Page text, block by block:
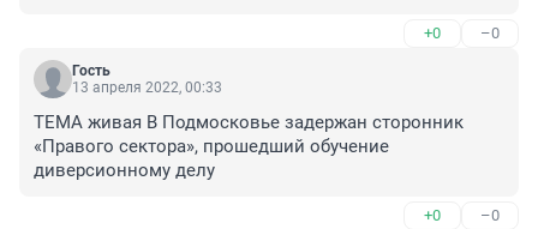
+0 –0
Гость
13 апреля 2022, 00:33
ТЕМА живая В Подмосковье задержан сторонник
«Правого сектора», прошедший обучение
диверсионному делу
+0 –0